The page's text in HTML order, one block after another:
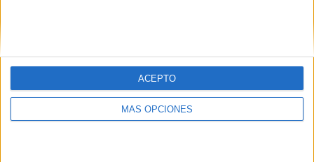
MÁS OPCIONES
ACEPTO
Suscribir